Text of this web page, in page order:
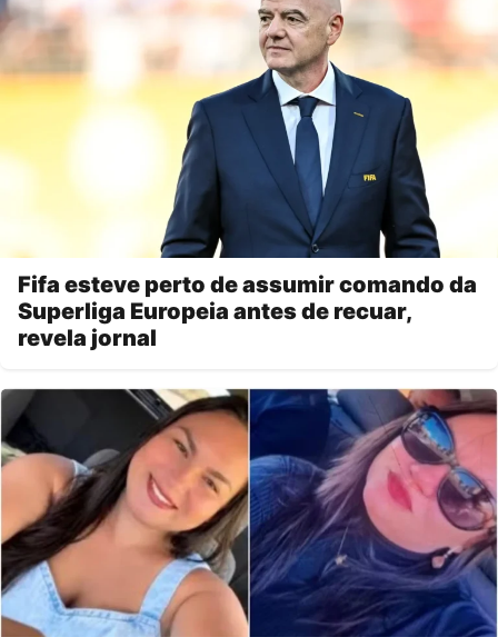
Fifa esteve perto de assumir comando da
Superliga Europeia antes de recuar,
revela jornal